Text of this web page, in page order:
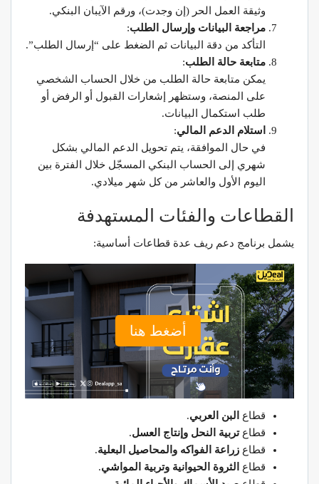
وثيقة العمل الحر (إن وجدت)، ورقم الآيبان البنكي.
مراجعة البيانات وإرسال الطلب:
التأكد من دقة البيانات ثم الضغط على “إرسال الطلب”.
متابعة حالة الطلب:
يمكن متابعة حالة الطلب من خلال الحساب الشخصي
على المنصة، وستظهر إشعارات القبول أو الرفض أو
طلب استكمال البيانات.
استلام الدعم المالي:
في حال الموافقة، يتم تحويل الدعم المالي بشكل
شهري إلى الحساب البنكي المسجّل خلال الفترة بين
اليوم الأول والعاشر من كل شهر ميلادي.
القطاعات والفئات المستهدفة
يشمل برنامج دعم ريف عدة قطاعات أساسية:
أضغط هنا
قطاع البن العربي.
قطاعتربية النحل وإنتاج العسل.
قطاع زراعة الفواكه والمحاصيل البعلية.
قطاع
الثروة الحيوانية وتربية المواشي.